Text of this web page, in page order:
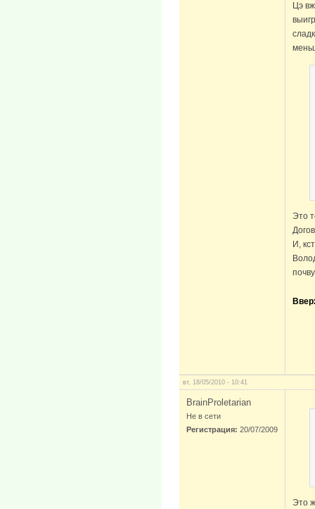
Цэ
Это
И,
вт, 18/05/2010 - 10:41
BrainProletarian
Не в сети
Регистрация: 20/07/2009
Это